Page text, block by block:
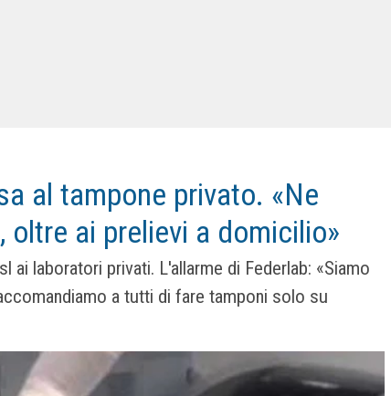
al tampone privato. «Ne
ai prelievi a domicilio»
laboratori privati. L'allarme di Federlab: «Siamo
a tutti di fare tamponi solo su